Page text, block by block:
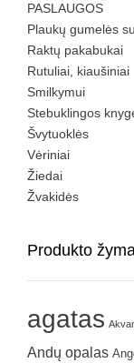
PASLAUGOS
Plaukų gumelės
Raktų pakabukai
Rutuliai, kiaušiniai
Smilkymui
Stebuklingos
Švytuoklės
Vėriniai
Žiedai
Žvakidės
Produkto
agatas
Andų opalas